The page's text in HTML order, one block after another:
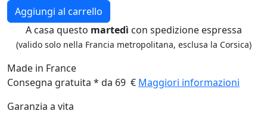
Aggiungi al carrello
A casa questo martedì con spedizione espressa
(valido solo nella Francia metropolitana, esclusa la Corsica)
Made in France
Consegna gratuita * da 69 € Maggiori informazioni
Garanzia a vita